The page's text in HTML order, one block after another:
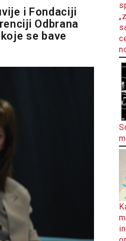
i Fondaciji
Odbrana
se bave